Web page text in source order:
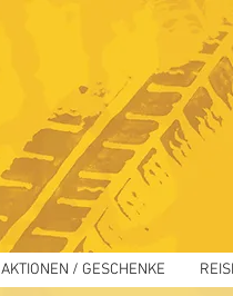
AKTIONEN / GESCHENKE